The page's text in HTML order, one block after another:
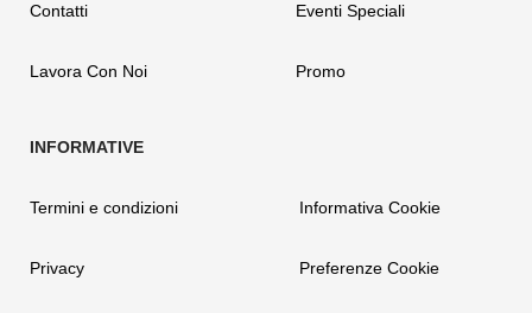
Contatti
Lavora Con Noi
Eventi Speciali
Promo
Termini e condizioni
Privacy
Informativa Cookie
Preferenze Cookie